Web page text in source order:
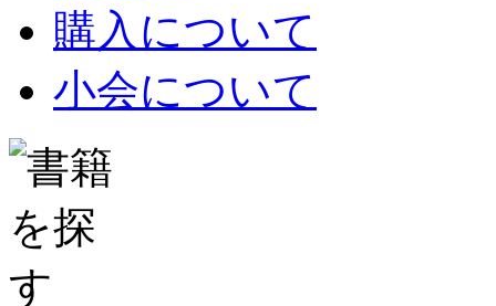
購入について
小会について